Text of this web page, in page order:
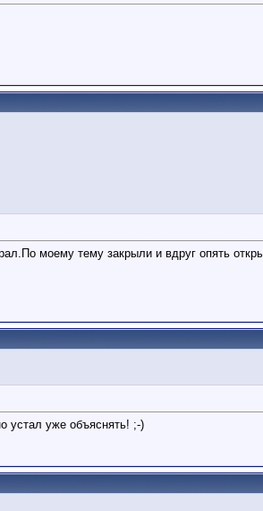
моему тему закрыли и вдруг опять
устал уже объяснять! ;-)